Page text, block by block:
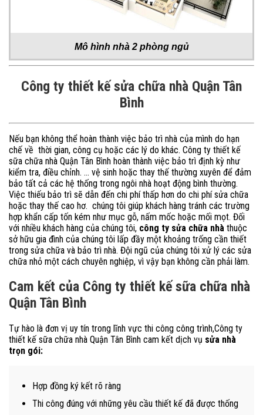
Mô hình nhà 2 phòng ngủ
Công ty thiết kế sửa chữa nhà Quận Tân
Bình
Nếu bạn không thể hoàn thành việc bảo trì nhà của mình do hạn
chế về thời gian, công cụ hoặc các lý do khác. Công ty thiết kế
sữa chữa nhà Quận Tân Bình hoàn thành việc bảo trì định kỳ như
kiểm tra, điều chỉnh. … vệ sinh hoặc thay thế thường xuyên để đảm
bảo tất cả các hệ thống trong ngôi nhà hoạt động bình thường.
Việc thiếu bảo trì sẽ dẫn đến chi phí thấp hơn do chi phí sửa chữa
hoặc thay thế cao hơ. chúng tôi giúp khách hàng tránh các trường
hợp khẩn cấp tốn kém như mục gỗ, nấm mốc hoặc mối mọt. Đối
với nhiều khách hàng của chúng tôi, công ty sửa chữa nhà thuộc
sở hữu gia đình của chúng tôi lấp đầy một khoảng trống cần thiết
trong sửa chữa và bảo trì nhà. Đội ngũ của chúng tôi xử lý các sửa
chữa nhỏ một cách chuyên nghiệp, vì vậy bạn không cần phải làm.
Cam kết của Công ty thiết kế sữa chữa nhà
Quận Tân Bình
Tự hào là đơn vị uy tín trong lĩnh vực thi công công trình,Công ty
thiết kế sữa chữa nhà Quận Tân Bình cam kết dịch vụ sửa nhà
trọn gói:
Hợp đồng ký kết rõ ràng
Thi công đúng với những yêu cầu thiết kế đã được thống